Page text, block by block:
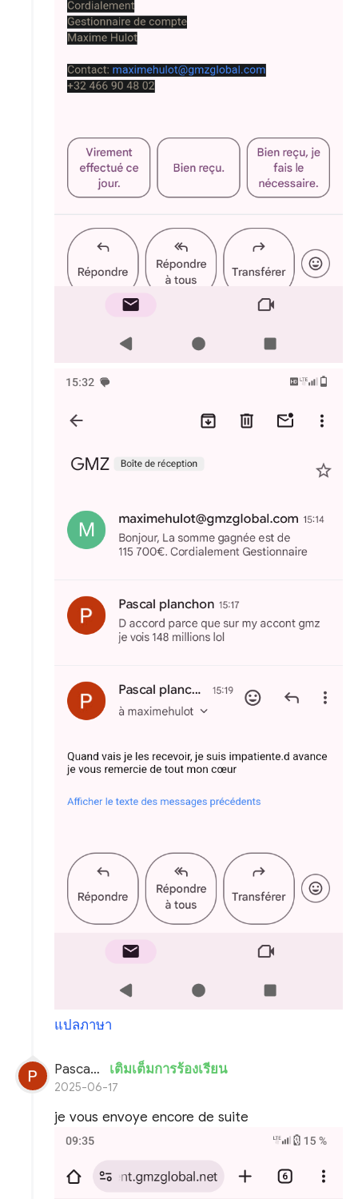
แปลภาษา
Pascal planchon เติมเต็มการร้องเรียน
2025-06-17
je vous envoye encore de suite